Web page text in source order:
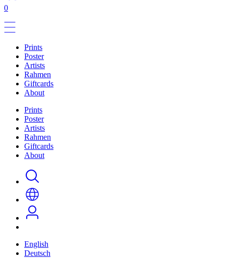
0
Prints
Poster
Artists
Rahmen
Giftcards
About
Prints
Poster
Artists
Rahmen
Giftcards
About
English
Deutsch